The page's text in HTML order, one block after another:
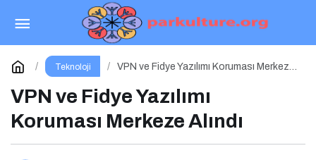
Teknoloji
VPN ve Fidye Yazılımı Koruması Merkeze
VPN ve Fidye Yazılımı
Koruması Merkeze Alındı
Dijital dünyanın yeni tehdidi: SnakeStealer
Yorum Yap